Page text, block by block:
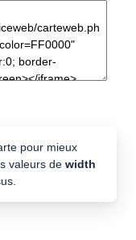
pour mieux
valeurs de width